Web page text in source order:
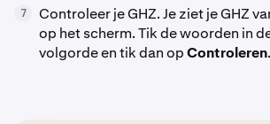
7
Controleer je GHZ. Je ziet je GHZ
op het scherm. Tik de woorden in
volgorde en tik dan opControleren.